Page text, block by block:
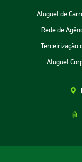
Aluguel de
Rede de
Terceirização
Aluguel